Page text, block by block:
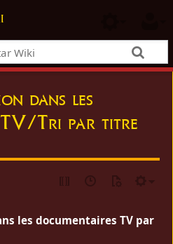
dans les
TV/Tri par titre
les documentaires TV par